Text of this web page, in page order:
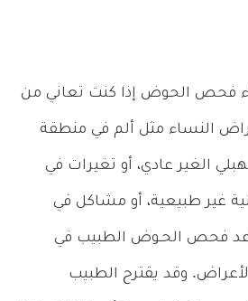
فحص الحوض إذا كنت تعاني من
النساء مثل ألم في منطقة
الغير عادي، أو تغيرات في
غير طبيعية، أو مشاكل في
فحص الحـوض الطبيب في
وقد يقترح الطبيب